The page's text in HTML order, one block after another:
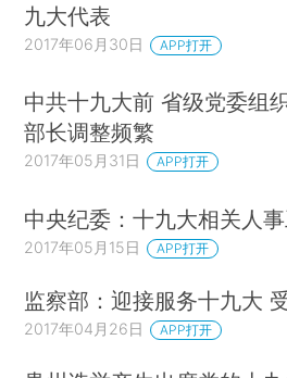
九大代表
2017年06月30日 APP打开
中共十九大前 省级党委组
部长调整频繁
2017年05月31日 APP打开
中央纪委：十九大相关人
2017年05月15日 APP打开
监察部：迎接服务十九大
2017年04月26日 APP打开